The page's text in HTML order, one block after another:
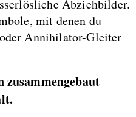
Abziehbilder.
mit denen du
Annihilator-Gleiter
zusammengebaut